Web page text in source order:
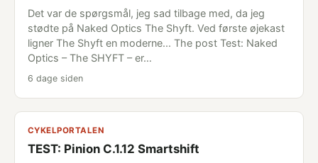
Det var de spørgsmål, jeg sad tilbage med, da jeg
stødte på Naked Optics The Shyft. Ved første øjekast
ligner The Shyft en moderne... The post Test: Naked
Optics – The SHYFT – er…
6 dage siden
CYKELPORTALEN
TEST: Pinion C.1.12 Smartshift